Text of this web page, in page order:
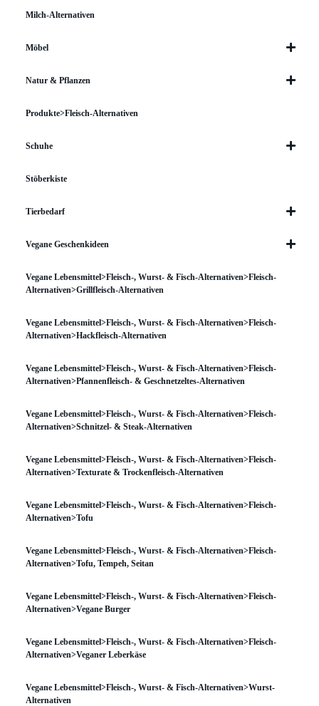
Milch-Alternativen
Möbel
Natur & Pflanzen
Produkte>Fleisch-Alternativen
Schuhe
Stöberkiste
Tierbedarf
Vegane Geschenkideen
Vegane Lebensmittel>Fleisch-, Wurst- & Fisch-Alternativen>Fleisch-
Alternativen>Grillfleisch-Alternativen
Vegane Lebensmittel>Fleisch-, Wurst- & Fisch-Alternativen>Fleisch-
Alternativen>Hackfleisch-Alternativen
Vegane Lebensmittel>Fleisch-, Wurst- & Fisch-Alternativen>Fleisch-
Alternativen>Pfannenfleisch- & Geschnetzeltes-Alternativen
Vegane Lebensmittel>Fleisch-, Wurst- & Fisch-Alternativen>Fleisch-
Alternativen>Schnitzel- & Steak-Alternativen
Vegane Lebensmittel>Fleisch-, Wurst- & Fisch-Alternativen>Fleisch-
Alternativen>Texturate & Trockenfleisch-Alternativen
Vegane Lebensmittel>Fleisch-, Wurst- & Fisch-Alternativen>Fleisch-
Alternativen>Tofu
Vegane Lebensmittel>Fleisch-, Wurst- & Fisch-Alternativen>Fleisch-
Alternativen>Tofu, Tempeh, Seitan
Vegane Lebensmittel>Fleisch-, Wurst- & Fisch-Alternativen>Fleisch-
Alternativen>Vegane Burger
Vegane Lebensmittel>Fleisch-, Wurst- & Fisch-Alternativen>Fleisch-
Alternativen>Veganer Leberkäse
Vegane Lebensmittel>Fleisch-, Wurst- & Fisch-Alternativen>Wurst-
Alternativen